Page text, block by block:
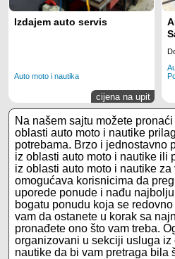
Izdajem auto servis
Auto moto i nautika
cijena na upit
Na našem sajtu možete
oblasti auto moto i nautike
potrebama. Brzo i jednostavno
iz oblasti auto moto i nautike ili
iz oblasti auto moto i nautike
omogućava korisnicima da
uporede ponude i nađu
bogatu ponudu koja se
vam da ostanete u korak sa
pronađete ono što vam treba.
organizovani u sekciji usluga iz
nautike da bi vam pretraga bila